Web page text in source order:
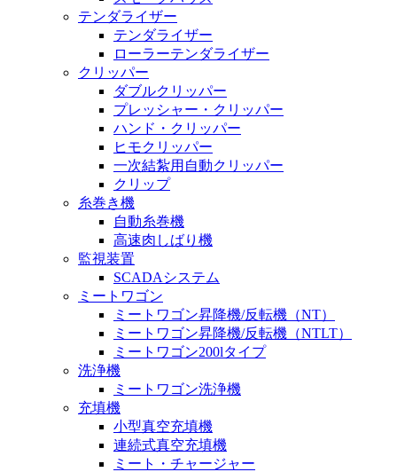
テンダライザー
テンダライザー
ローラーテンダライザー
クリッパー
ダブルクリッパー
プレッシャー・クリッパー
ハンド・クリッパー
ヒモクリッパー
一次結紮用自動クリッパー
クリップ
糸巻き機
自動糸巻機
高速肉しばり機
監視装置
SCADAシステム
ミートワゴン
ミートワゴン昇降機/反転機（NT）
ミートワゴン昇降機/反転機（NTLT）
ミートワゴン200lタイプ
洗浄機
ミートワゴン洗浄機
充填機
小型真空充填機
連続式真空充填機
ミート・チャージャー